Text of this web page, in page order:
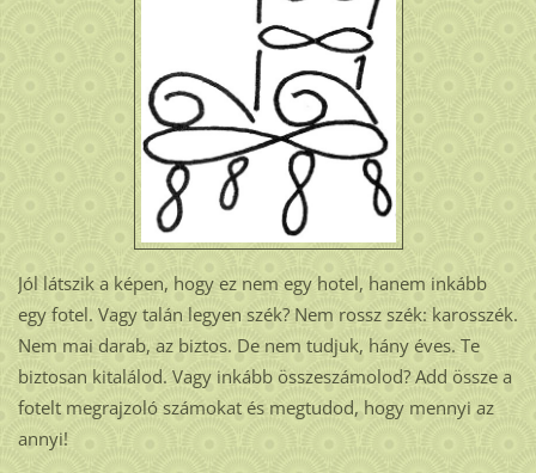
Jól látszik a képen, hogy ez nem egy hotel, hanem inkább
egy fotel. Vagy talán legyen szék? Nem rossz szék: karosszék.
Nem mai darab, az biztos. De nem tudjuk, hány éves. Te
biztosan kitalálod. Vagy inkább összeszámolod? Add össze a
fotelt megrajzoló számokat és megtudod, hogy mennyi az
annyi!